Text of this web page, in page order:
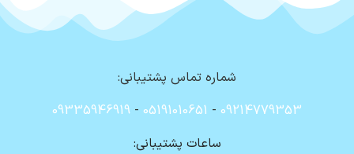
شماره تماس پشتیبانی:
09214779353
-
05191010651
-
09335946919
ساعات پشتیبانی: